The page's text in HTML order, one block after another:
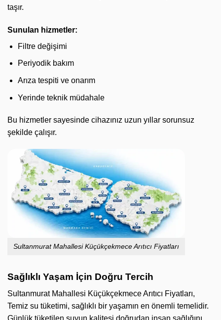
taşır.
Sunulan hizmetler:
Filtre değişimi
Periyodik bakım
Arıza tespiti ve onarım
Yerinde teknik müdahale
Bu hizmetler sayesinde cihazınız uzun yıllar sorunsuz
şekilde çalışır.
Sultanmurat Mahallesi Küçükçekmece Arıtıcı Fiyatları
Sağlıklı Yaşam İçin Doğru Tercih
Sultanmurat Mahallesi Küçükçekmece Arıtıcı Fiyatları,
Temiz su tüketimi, sağlıklı bir yaşamın en önemli temelidir.